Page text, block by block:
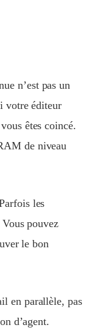
n’est pas un
votre éditeur
êtes coincé.
de niveau
les
pouvez
le bon
en parallèle, pas
d’agent.